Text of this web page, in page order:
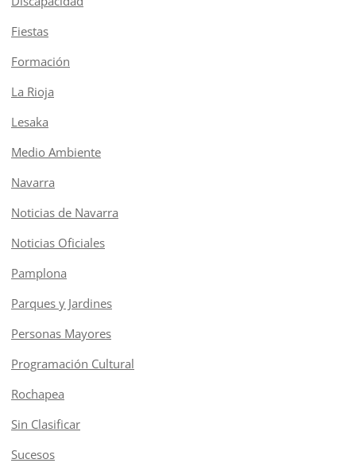
Fiestas
Formación
La Rioja
Lesaka
Medio Ambiente
Navarra
Noticias de Navarra
Noticias Oficiales
Pamplona
Parques y Jardines
Personas Mayores
Programación Cultural
Rochapea
Sin Clasificar
Sucesos